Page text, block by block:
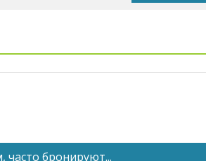
часто бронируют...